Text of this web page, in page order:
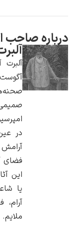
یوهانس فرمیر
تابلوها
صاحب اثر
آلبرت
آلبرت
آگوست
صحنه‌های
صمیمی
در عین
آرامش و
فضای
این آثار
یا
آرام،
ملایم.